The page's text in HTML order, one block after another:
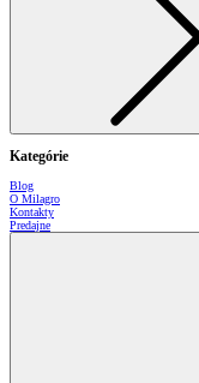
Kategórie
Blog
O Milagro
Kontakty
Predajne